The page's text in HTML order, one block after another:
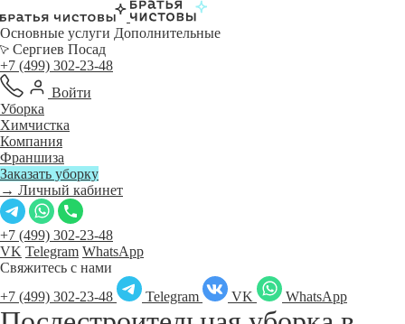
Основные услуги Дополнительные
Сергиев Посад
+7 (499) 302-23-48
Войти
Уборка
Химчистка
Компания
Франшиза
Заказать уборку
→ Личный кабинет
+7 (499) 302-23-48
VK Telegram WhatsApp
Свяжитесь с нами
+7 (499) 302-23-48
Telegram VK WhatsApp